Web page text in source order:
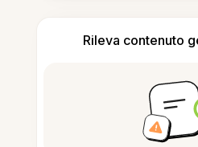
Rileva contenuto